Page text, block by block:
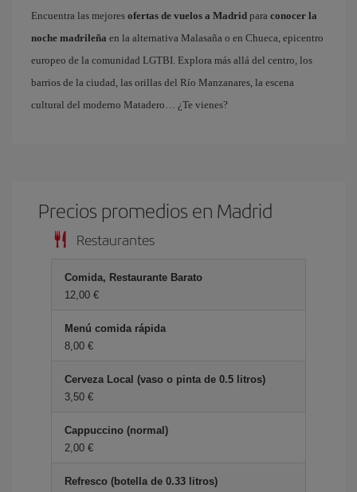
Encuentra las mejores ofertas de vuelos a Madrid para conocer la
noche madrileña en la alternativa Malasaña o en Chueca, epicentro
europeo de la comunidad LGTBI. Explora más allá del centro, los
barrios de la ciudad, las orillas del Río Manzanares, la escena
cultural del moderno Matadero… ¿Te vienes?
Precios promedios en Madrid
Restaurantes
Comida, Restaurante Barato
12,00 €
Menú comida rápida
8,00 €
Cerveza Local (vaso o pinta de 0.5 litros)
3,50 €
Cappuccino (normal)
2,00 €
Refresco (botella de 0.33 litros)